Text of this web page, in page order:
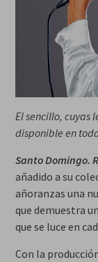
El sencillo, cuyas
disponible en
Santo Domingo.
añadido a su
añoranzas una
que demuestra
que se luce en
Con la